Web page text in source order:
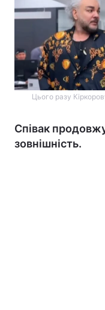
Цього разу
Співак
зовнішність.